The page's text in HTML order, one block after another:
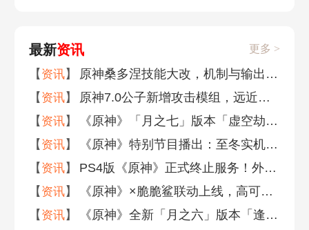
最新资讯 更多 >
【 资讯】
原神桑多涅技能大改，机制与输出能力全面重塑
【 资讯】
原神7.0公子新增攻击模组，远近双形态连招手感迎来质变
【 资讯】
《原神》「月之七」版本「虚空劫灰往世书」今日正式开启！
【 资讯】
《原神》特别节目播出：至冬实机场景首次释出，将于8月12日上线
【 资讯】
PS4版《原神》正式终止服务！外媒调侃：六年了仍无剧情跳过键
【 资讯】
《原神》×脆脆鲨联动上线，高可玩性产品设计获好评
【 资讯】
《原神》全新「月之六」版本「逢归的谶羽」今日正式开启！